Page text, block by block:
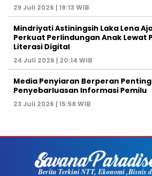
29 Juli 2026 | 19:13 WIB
Mindriyati Astiningsih Laka Lena
Perkuat Perlindungan Anak Lewat
Literasi Digital
24 Juli 2026 | 20:14 WIB
Media Penyiaran Berperan
Penyebarluasan Informasi Pemilu
23 Juli 2026 | 15:58 WIB